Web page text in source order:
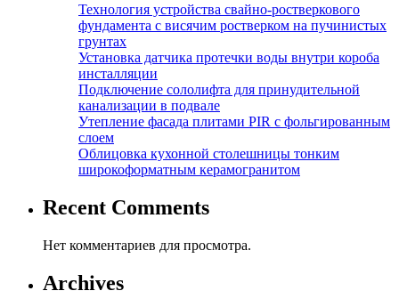
Технология устройства свайно-ростверкового
фундамента с висячим ростверком на пучинистых
грунтах
Установка датчика протечки воды внутри короба
инсталляции
Подключение сололифта для принудительной
канализации в подвале
Утепление фасада плитами PIR с фольгированным
слоем
Облицовка кухонной столешницы тонким
широкоформатным керамогранитом
Recent Comments
Нет комментариев для просмотра.
Archives